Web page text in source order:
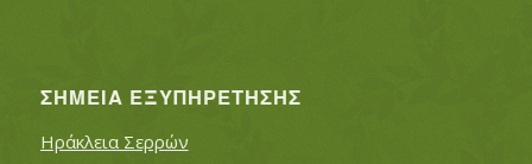
ΣΗΜΕΊΑ ΕΞΥΠΗΡΈΤΗΣΗΣ
Ηράκλεια Σερρών